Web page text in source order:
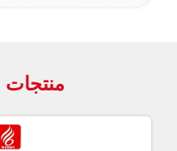
منتجات ذات صلة